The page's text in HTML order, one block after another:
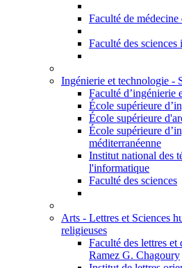
Faculté de médecine
Faculté des
Ingénierie et technologie -
Faculté d’ingénierie
École supérieure
École supérieure
École supérieure
méditerranéenne
Institut national des
l'informatique
Faculté des sciences
Arts - Lettres et Sciences
religieuses
Faculté des lettres et
Ramez G. Chagoury